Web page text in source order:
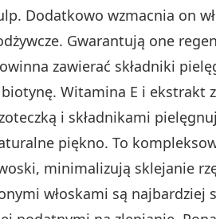
Dodatkowo wzmacnia on
Gwarantują one
zawierać składniki
Witamina E i ekstrakt
i składnikami
piękno. To
minimalizują sklejanie
włoskami są najbardziej